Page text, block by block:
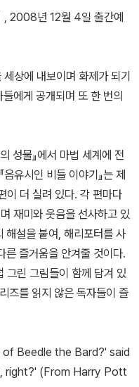
, 2008년 12월 4일 출간예
상에 내보이며 화제가 되기
들에게 공개되며 또 한 번의
성물』에서 마법 세계에 전
유시인 비들 이야기』는 제
이 더 실려 있다. 각 편마다
재미와 웃음을 선사하고 있
해설을 붙여, 해리포터를 사
른 즐거움을 안겨줄 것이다.
그린 그림들이 함께 담겨 있
즈를 읽지 않은 독자들이 즐
Beedle the Bard?' said
right?' (From Harry Pott